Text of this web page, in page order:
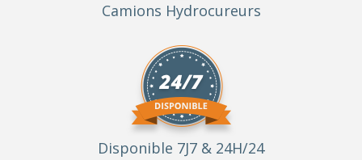
Camions Hydrocureurs
Disponible 7J7 & 24H/24